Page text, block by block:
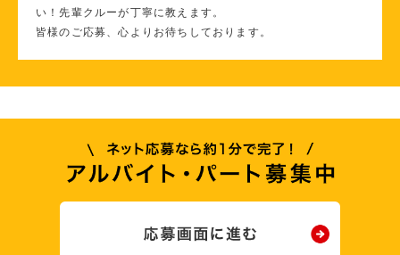
い！先輩クルーが丁寧に教えます。
皆様のご応募、心よりお待ちしております。